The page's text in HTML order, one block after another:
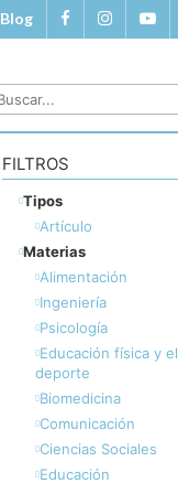
Blog
FILTROS
Tipos
Artículo
Materias
Alimentación
Ingeniería
Psicología
Educación física y el
deporte
Biomedicina
Comunicación
Ciencias Sociales
Educación